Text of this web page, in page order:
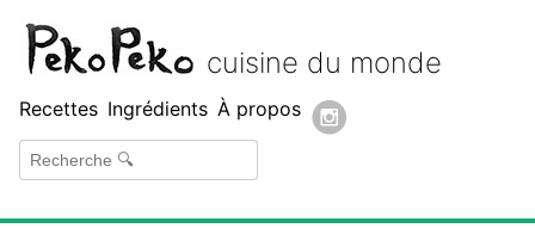
Peko Peko
cuisine du monde
Recettes Ingrédients À propos